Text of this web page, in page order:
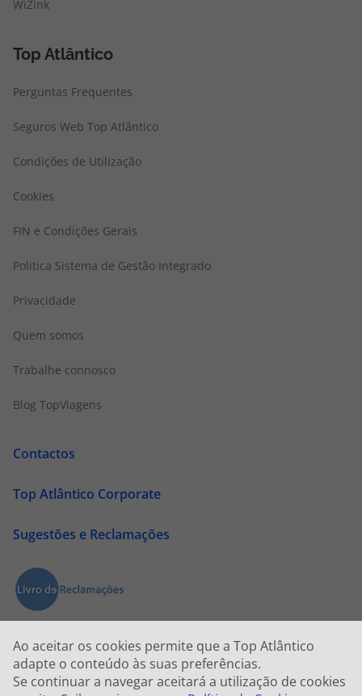
Ao aceitar os cookies permite que a Top Atlântico
adapte o conteúdo às suas preferências.
Se continuar a navegar aceitará a utilização de cookies
WiZink
Top Atlântico
Perguntas Frequentes
Seguros Web Top Atlântico
Condições de Utilização
Cookies
FIN e Condições Gerais
Politica Sistema de Gestão Integrado
Privacidade
Quem somos
Trabalhe connosco
Blog TopViagens
Contactos
Top Atlântico Corporate
Sugestões e Reclamações